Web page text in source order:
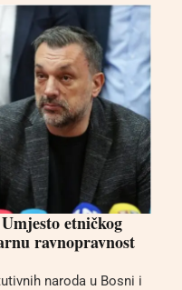
etničkog
ravnopravnost
naroda u Bosni i